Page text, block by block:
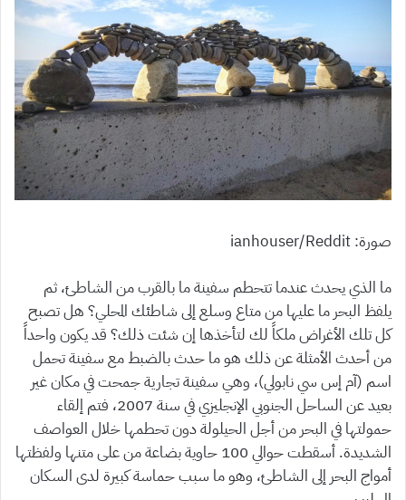
صورة: ianhouser/Reddit
ما الذي يحدث عندما تتحطم سفينة ما بالقرب من الشاطئ، ثم
يلفظ البحر ما عليها من متاع وسلع إلى شاطئك المحلي؟ هل تصبح
كل تلك الأغراض ملكاً لك لتأخذها إن شئت ذلك؟ قد يكون واحداً
من أحدث الأمثلة عن ذلك هو ما حدث بالضبط مع سفينة تحمل
اسم (آم إس سي نابولي)، وهي سفينة تجارية جمحت في مكان غير
بعيد عن الساحل الجنوبي الإنجليزي في سنة 2007، فتم إلقاء
حمولتها في البحر من أجل الحيلولة دون تحطمها خلال العواصف
الشديدة. أسقطت حوالي 100 حاوية بضاعة من على متنها ولفظتها
أمواج البحر إلى الشاطئ، وهو ما سبب حماسة كبيرة لدى السكان